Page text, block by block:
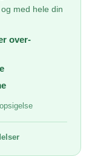
med hele din
over-